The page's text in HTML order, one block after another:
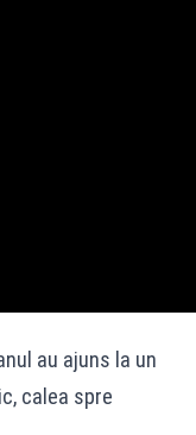
au ajuns la un
calea spre